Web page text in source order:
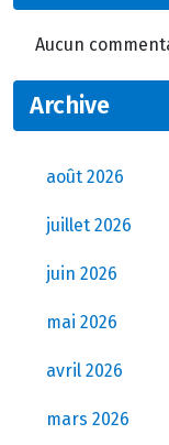
Aucun
Archive
août 2026
juillet 2026
juin 2026
mai 2026
avril 2026
mars 2026